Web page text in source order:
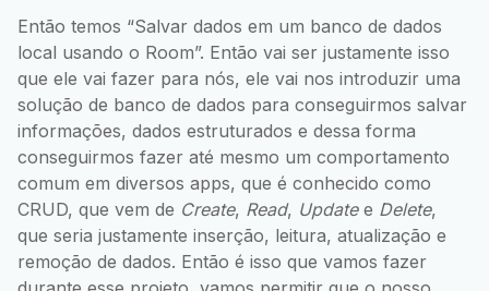
Então temos “Salvar dados em um banco de dados
local usando o Room”. Então vai ser justamente isso
que ele vai fazer para nós, ele vai nos introduzir uma
solução de banco de dados para conseguirmos salvar
informações, dados estruturados e dessa forma
conseguirmos fazer até mesmo um comportamento
comum em diversos apps, que é conhecido como
CRUD, que vem de Create, Read, Updatee Delete,
que seria justamente inserção, leitura, atualização e
remoção de dados. Então é isso que vamos fazer